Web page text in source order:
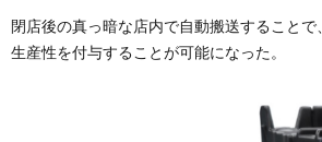
閉店後の真っ暗な店内で自動搬送すること
生産性を付与することが可能になった。